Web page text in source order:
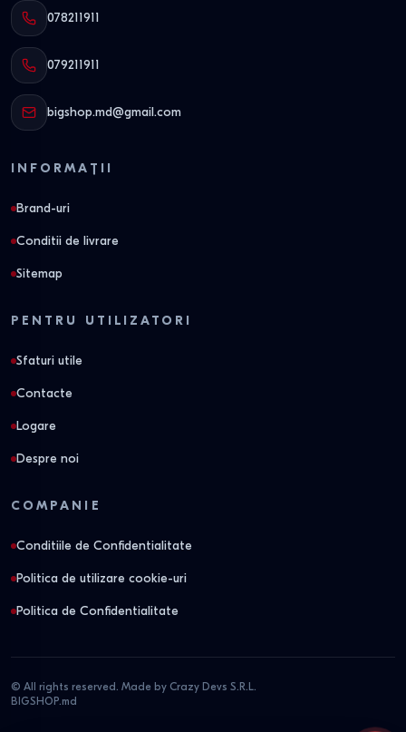
078211911
079211911
bigshop.md@gmail.com
INFORMAȚII
Brand-uri
Conditii de livrare
Sitemap
PENTRU UTILIZATORI
Sfaturi utile
Contacte
Logare
Despre noi
COMPANIE
Conditiile de Confidentialitate
Politica de utilizare cookie-uri
Politica de Confidentialitate
© All rights reserved. Made by Crazy Devs S.R.L.
BIGSHOP.md